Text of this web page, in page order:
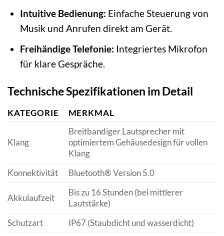
Intuitive Bedienung: Einfache Steuerung von
Musik und Anrufen direkt am Gerät.
Freihändige Telefonie: Integriertes Mikrofon
für klare Gespräche.
Technische Spezifikationen im Detail
KATEGORIE MERKMAL
Klang
Breitbandiger Lautsprecher mit
optimiertem Gehäusedesign für vollen
Klang
Konnektivität
Bluetooth® Version 5.0
Akkulaufzeit
Bis zu 16 Stunden (bei mittlerer
Lautstärke)
Schutzart
IP67 (Staubdicht und wasserdicht)